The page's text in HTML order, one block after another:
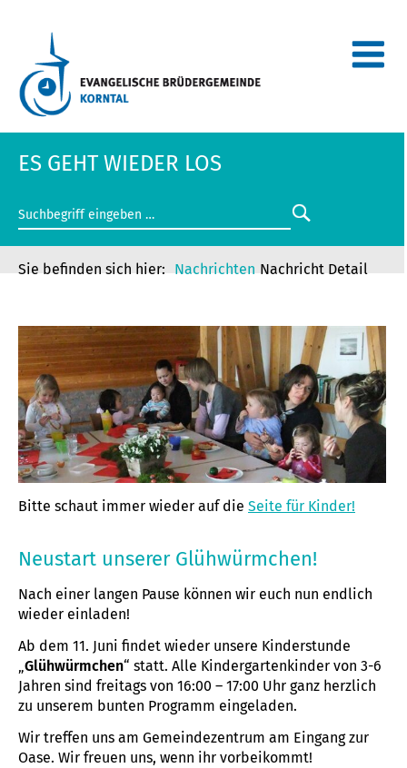
ES GEHT WIEDER LOS
Nachrichten Nachricht Detail
Bitte schaut immer wieder auf die Seite für Kinder!
Neustart unserer Glühwürmchen!
Nach einer langen Pause können wir euch nun endlich
wieder einladen!
Ab dem 11. Juni findet wieder unsere Kinderstunde
„Glühwürmchen“ statt. Alle Kindergartenkinder von 3-6
Jahren sind freitags von 16:00 – 17:00 Uhr ganz herzlich
zu unserem bunten Programm eingeladen.
Wir treffen uns am Gemeindezentrum am Eingang zur
Oase. Wir freuen uns, wenn ihr vorbeikommt!